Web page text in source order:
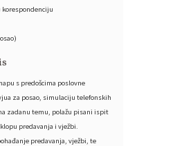
korespondenciju
s predošcima poslovne
za posao, simulaciju telefonskih
zadanu temu, polažu pisani ispit
predavanja i vježbi.
predavanja, vježbi, te